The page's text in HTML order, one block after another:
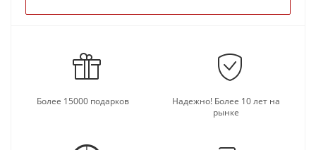
Более 15000 подарков
Надежно! Более 10 лет на
рынке